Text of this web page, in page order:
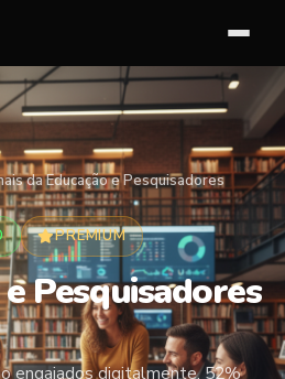
da Educação e Pesquisadores
PREMIUM
Pesquisadores
engajados digitalmente. 52%